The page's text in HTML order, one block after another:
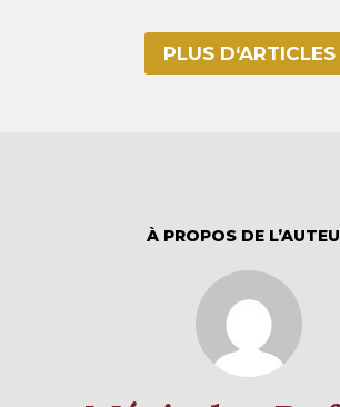
PLUS D‘ARTICLES
À PROPOS DE